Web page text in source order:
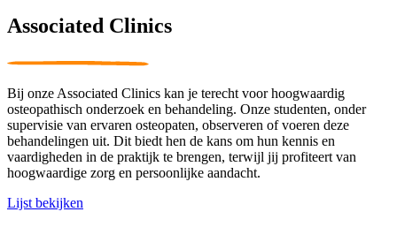
Associated Clinics
Bij onze Associated Clinics kan je terecht voor hoogwaardig
osteopathisch onderzoek en behandeling. Onze studenten, onder
supervisie van ervaren osteopaten, observeren of voeren deze
behandelingen uit. Dit biedt hen de kans om hun kennis en
vaardigheden in de praktijk te brengen, terwijl jij profiteert van
hoogwaardige zorg en persoonlijke aandacht.
Lijst bekijken